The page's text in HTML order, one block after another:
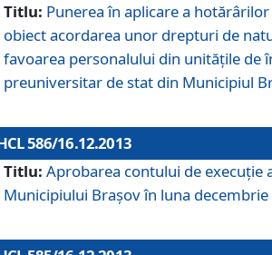
Titlu: Punerea în aplicare a
obiect acordarea unor drepturi de
favoarea personalului din unităţile de
preuniversitar de stat din Municipiul
586/16.12.2013
Titlu: Aprobarea contului de execuţie
Municipiului Braşov în luna